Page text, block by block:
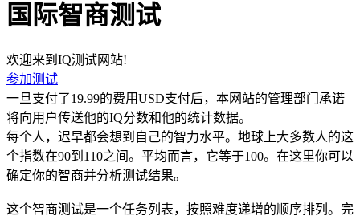
国际智商测试
欢迎来到IQ测试网站!
参加测试
一旦支付了19.99的费用USD支付后，本网站的管理部门承诺
将向用户传送他的IQ分数和他的统计数据。
每个人，迟早都会想到自己的智力水平。地球上大多数人的这
个指数在90到110之间。平均而言，它等于100。在这里你可以
确定你的智商并分析测试结果。
这个智商测试是一个任务列表，按照难度递增的顺序排列。完